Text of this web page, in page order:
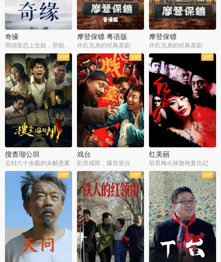
奇缘
周润发恋上女奴，异能护体战邪派
摩登保镖 粤语版
许氏兄弟的经典喜剧
摩登保镖
许氏兄弟的经典喜剧
搜查瑠公圳
尘封六十余载的未解悬案
戏台
乱世戏班，爆笑登台
红美丽
邬君梅火辣旗袍复仇记